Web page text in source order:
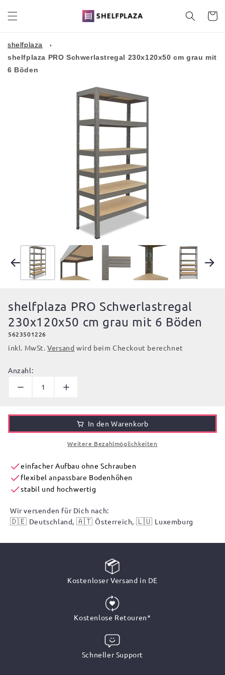
zum
Inhalt
shelfplaza
shelfplaza PRO Schwerlastregal 230x120x50 cm grau mit
6 Böden
shelfplaza PRO Schwerlastregal
230x120x50 cm grau mit 6 Böden
5623501226
inkl. MwSt.Versand wird beim Checkout berechnet
Anzahl:
In den Warenkorb
Weitere Bezahlmöglichkeiten
einfacher Aufbau ohne Schrauben
flexibelanpassbare Bodenhöhen
stabil und hochwertig
Wir versenden für Dich nach:
🇩🇪 Deutschland, 🇦🇹Österreich, 🇱🇺 Luxemburg
Kostenloser Versand in DE
Kostenlose Retouren*
Schneller Support